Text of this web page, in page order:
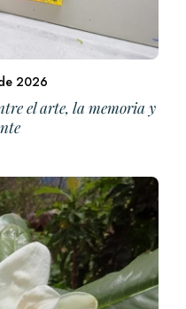
2026
el arte, la memoria y